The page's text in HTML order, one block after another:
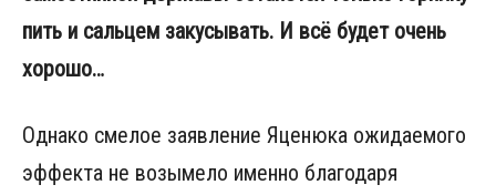
пить и сальцем закусывать. И всё будет очень
хорошо…
Однако смелое заявление Яценюка ожидаемого
эффекта не возымело именно благодаря